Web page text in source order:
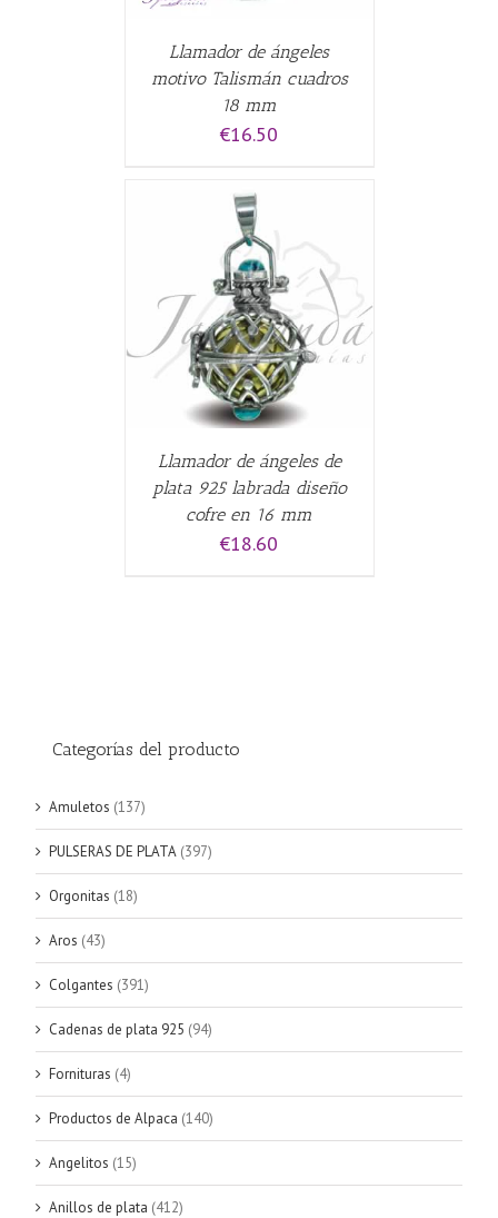
Llamador de ángeles
motivo Talismán cuadros
18 mm
€16.50
Llamador de ángeles de
plata 925 labrada diseño
cofre en 16 mm
€18.60
Categorías del producto
Amuletos (137)
PULSERAS DE PLATA (397)
Orgonitas (18)
Aros (43)
Colgantes (391)
Cadenas de plata 925 (94)
Fornituras (4)
Productos de Alpaca (140)
Angelitos (15)
Anillos de plata (412)